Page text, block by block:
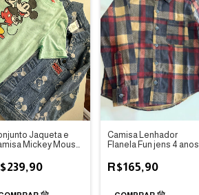
Jaqueta e
Mickey Mouse
Camisa Lenhador
Flanela Fun jens 4 anos
R$165,90